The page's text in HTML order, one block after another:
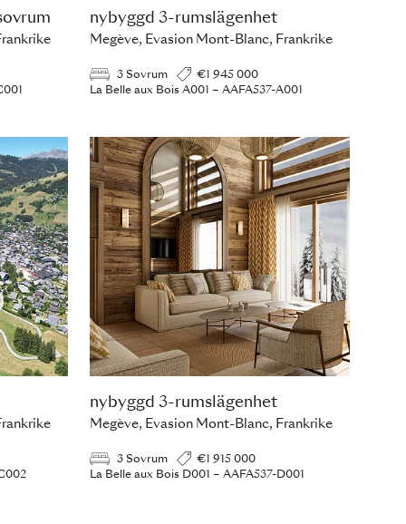
nybyggd 3-rumslägenhet
Megève, Evasion Mont-Blanc, Frankrike
3 Sovrum
€1 945 000
La Belle aux Bois A001 – AAFA537-A001
nybyggd 3-rumslägenhet
Megève, Evasion Mont-Blanc, Frankrike
3 Sovrum
€1 915 000
La Belle aux Bois D001 – AAFA537-D001